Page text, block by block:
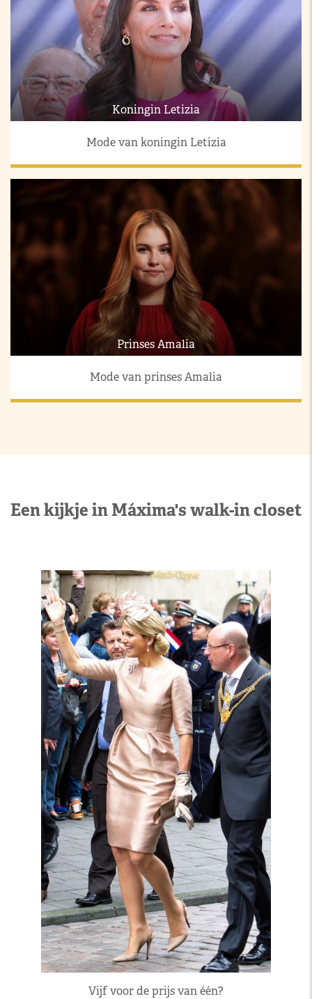
Koningin Letizia
Mode van koningin Letizia
Prinses Amalia
Mode van prinses Amalia
Een kijkje in Máxima's walk-in closet
Vijf voor de prijs van één?